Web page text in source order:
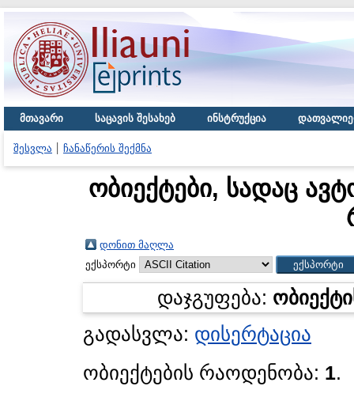
მთავარი საცავის შესახებ ინსტრუქცია
შესვლა ჩანაწერის შექმნა
ობიექტები, სადაც
დონით მაღლა
ექსპორტი
დაჯგუფება:
გადასვლა: დისერტაცია
ობიექტების რაოდენობა: 1.